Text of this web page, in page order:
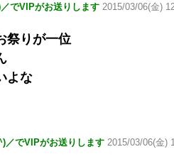
でVIPがお送りします 2015/03/06(金)
祭りが一位
よな
／でVIPがお送りします 2015/03/06(金)